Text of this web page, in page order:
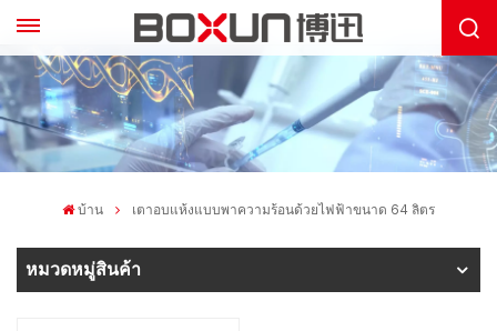
บ้าน เตาอบแห้งแบบพาความร้อนด้วยไฟฟ้าขนาด 64 ลิตร
หมวดหมู่สินค้า